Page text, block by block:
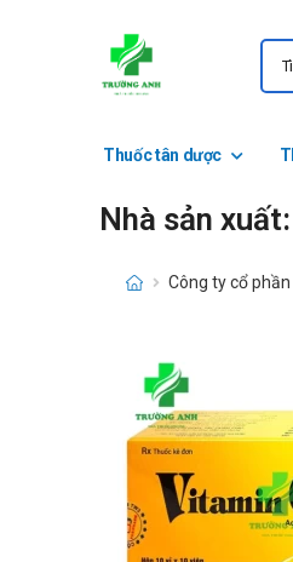
Thuốc tân dược
Nhà sản
Công ty cổ